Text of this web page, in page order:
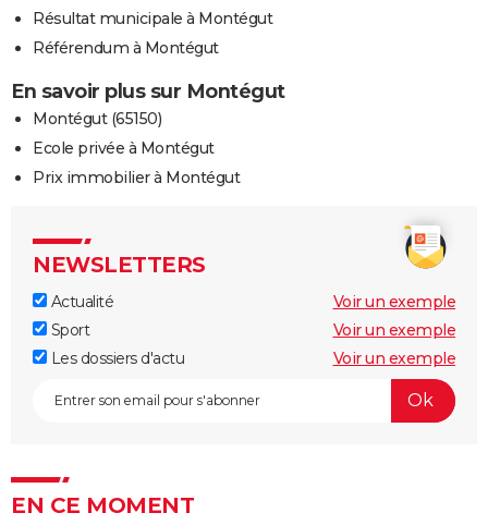
Résultat municipale à Montégut
Référendum à Montégut
En savoir plus sur Montégut
Montégut (65150)
Ecole privée à Montégut
Prix immobilier à Montégut
NEWSLETTERS
Actualité
Voir un exemple
Sport
Voir un exemple
Les dossiers d'actu
Voir un exemple
EN CE MOMENT